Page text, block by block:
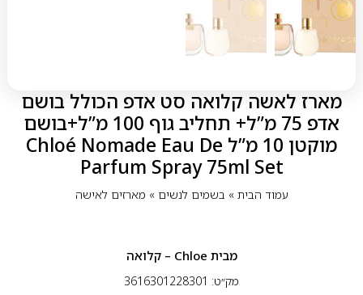
מארז לאשה קלואה סט אדפ הכולל בושם
אדפ 75 מ”ל+ תחליב גוף 100 מ”ל+בושם
מוקטן 10 מ”ל Chloé Nomade Eau De
Parfum Spray 75ml Set
עמוד הבית» בשמים לנשים» מארזים לאישה
מבית Chloe – קלואה
מק״ט: 3616301228301